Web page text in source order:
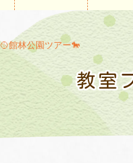
🥎館林公園ツアー🐎
教室